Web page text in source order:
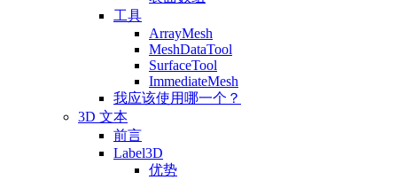
工具
ArrayMesh
MeshDataTool
SurfaceTool
ImmediateMesh
我应该使用哪一个？
3D 文本
前言
Label3D
优势